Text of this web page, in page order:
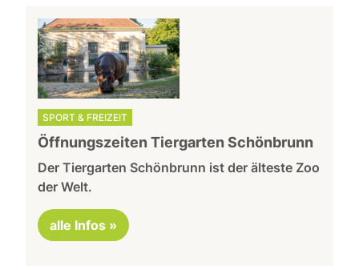
SPORT & FREIZEIT
Öffnungszeiten Tiergarten Schönbrunn
Der Tiergarten Schönbrunn ist der älteste Zoo
der Welt.
alle Infos »